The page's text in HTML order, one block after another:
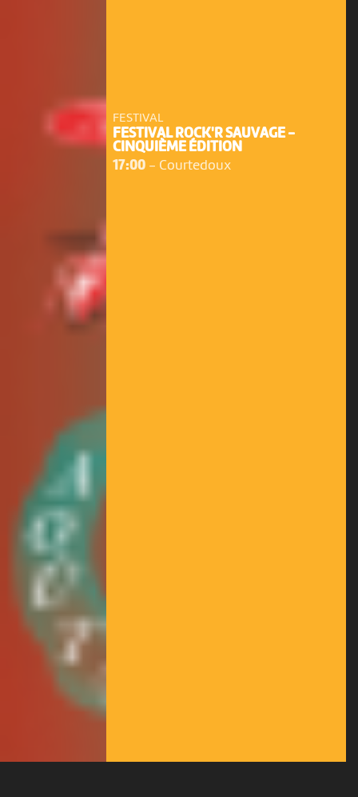
FESTIVAL
FESTIVAL ROCK'R SAUVAGE -
CINQUIÈME ÉDITION
17:00- Courtedoux